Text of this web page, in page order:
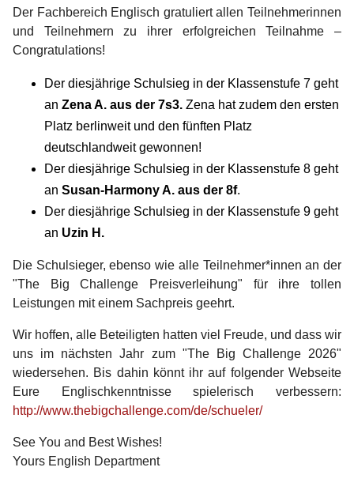
Der Fachbereich Englisch gratuliert allen Teilnehmerinnen
und Teilnehmern zu ihrer erfolgreichen Teilnahme –
Congratulations!
Der diesjährige Schulsieg in der Klassenstufe 7 geht
an Zena A. aus der 7s3. Zena hat zudem den ersten
Platz berlinweit und den fünften Platz
deutschlandweit gewonnen!
Der diesjährige Schulsieg in der Klassenstufe 8 geht
an Susan-Harmony A. aus der 8f.
Der diesjährige Schulsieg in der Klassenstufe 9 geht
an Uzin H.
Die Schulsieger, ebenso wie alle Teilnehmer*innen an der
"The Big Challenge Preisverleihung" für ihre tollen
Leistungen mit einem Sachpreis geehrt.
Wir hoffen, alle Beteiligten hatten viel Freude, und dass wir
uns im nächsten Jahr zum "The Big Challenge 2026"
wiedersehen. Bis dahin könnt ihr auf folgender Webseite
Eure Englischkenntnisse spielerisch verbessern:
http://www.thebigchallenge.com/de/schueler/
See You and Best Wishes!
Yours English Department